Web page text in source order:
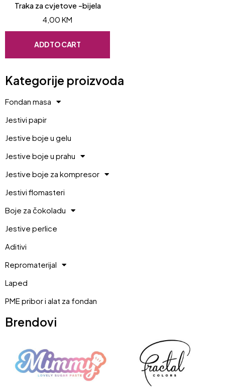
Kategorije proizvoda
Fondan masa
Jestivi papir
Jestive boje u gelu
Jestive boje u prahu
Jestive boje za kompresor
Jestivi flomasteri
Boje za čokoladu
Jestive perlice
Aditivi
Repromaterijal
Laped
PME pribor i alat za fondan
Brendovi
Traka za cvjetove -bijela
4,00 KM
ADD TO CART